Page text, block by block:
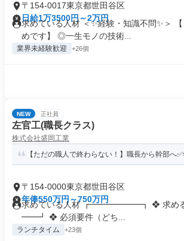
〒154-0017東京都世田谷区
日給1万3500円～2万円
求めている人材 ＜✨経験・知識不問✨＞
めです】 ◎一生モノの技術...
業界未経験歓迎 +26個
NEW 正社員
左官工(職長クラス)
株式会社盛岡工業
【ただの職人で終わらない！】職長から幹部へ
〒154-0000東京都世田谷区
年俸550万円～750万円
求めている人材 ┏━━━━━━┓ ❖ 求
━━┛ ❖ 必須要件（どち...
ランチタイム +23個